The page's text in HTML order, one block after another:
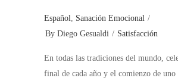
Español, Sanación Emocional
By Diego Gesualdi Satisfacción
En todas las tradiciones del mundo,
final de cada año y el comienzo de uno